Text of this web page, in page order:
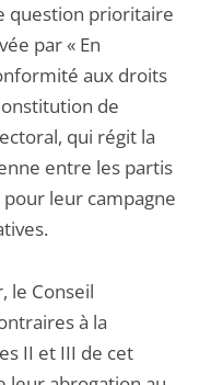
question prioritaire
par « En
aux droits
de
qui régit la
entre les partis
leur campagne
le Conseil
à la
II et III de cet